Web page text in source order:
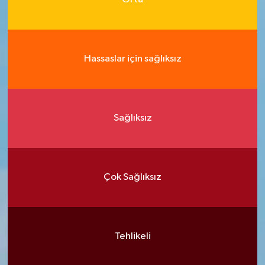
Hassaslar için sağlıksız
Sağlıksız
Çok Sağlıksız
Tehlikeli